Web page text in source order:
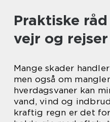
Praktiske
vejr og rejser
Mange skader
men også om
hverdagsvaner kan
vand, vind og
kraftig regn er det